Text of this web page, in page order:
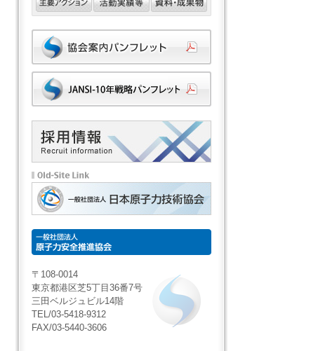
〒108-0014
東京都港区芝5丁目36番7号
三田ベルジュビル14階
TEL/03-5418-9312
FAX/03-5440-3606